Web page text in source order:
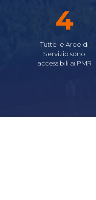
5
Tutte le Aree di
Servizio sono
accessibili ai PMR